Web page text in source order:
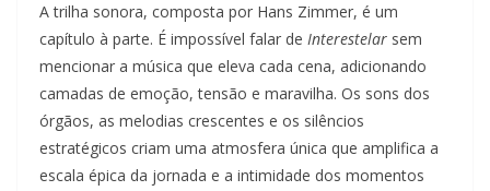
A trilha sonora, composta por Hans Zimmer, é um
capítulo à parte. É impossível falar de Interestelar sem
mencionar a música que eleva cada cena, adicionando
camadas de emoção, tensão e maravilha. Os sons dos
órgãos, as melodias crescentes e os silêncios
estratégicos criam uma atmosfera única que amplifica a
escala épica da jornada e a intimidade dos momentos